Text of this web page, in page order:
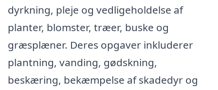
dyrkning, pleje og vedligeholdelse af
planter, blomster, træer, buske og
græsplæner. Deres opgaver inkluderer
plantning, vanding, gødskning,
beskæring, bekæmpelse af skadedyr og